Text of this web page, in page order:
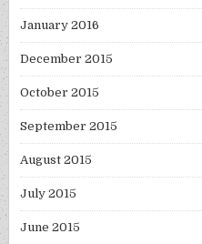
January 2016
December 2015
October 2015
September 2015
August 2015
July 2015
June 2015